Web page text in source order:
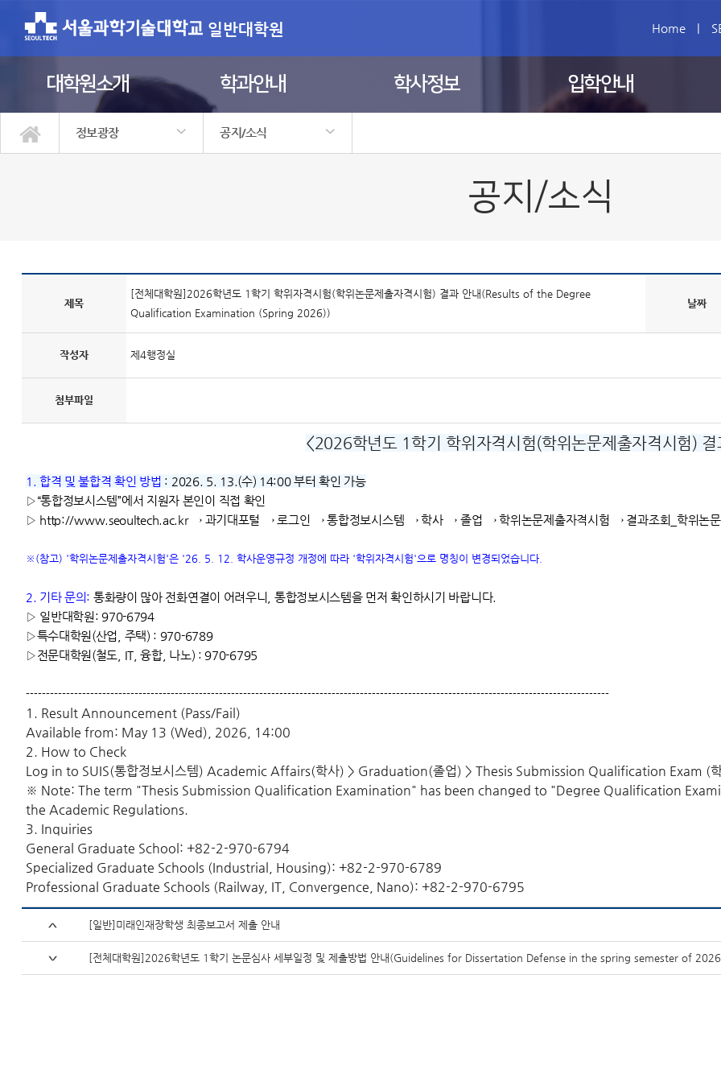
일반대학원 Home |
대학원소개 학과안내 학사정보 입학안내
정보광장
대학원소개
학과안내
학사정보
입학안내
정보광장
원우회
공지/소식
공지/소식
행사갤러리
정보자료실
자주하는질문
공지/소식
제목
[전체대학원]2026학년도 1학기 학위자격시험(학위논문제출자격시험) 결과 안내(Results of the Degree
Qualification Examination (Spring 2026))
날짜
작성자 제4행정실
첨부파일
<2026학년도 1학기 학위자격시험(학위논문제출자격시험) 결
1. 합격 및 불합격 확인 방법 : 2026. 5. 13.(수) 14:00 부터 확인 가능
▷“통합정보시스템”에서 지원자 본인이 직접 확인
▷ http://www.seoultech.ac.kr → 과기대포털 → 로그인 → 통합정보시스템 → 학사 → 졸업 → 학위논문제출자격시험 → 결과조회_학위논문
※(참고) '학위논문제출자격시험'은 '26. 5. 12. 학사운영규정 개정에 따라 '학위자격시험'으로 명칭이 변경되었습니다.
2. 기타 문의: 통화량이 많아 전화연결이 어려우니, 통합정보시스템을 먼저 확인하시기 바랍니다.
▷ 일반대학원: 970-6794
▷특수대학원(산업, 주택) : 970-6789
▷전문대학원(철도, IT, 융합, 나노) : 970-6795
-------------------------------------------------------------------------------------------------------------------------------------------------
1. Result Announcement (Pass/Fail)
Available from: May 13 (Wed), 2026, 14:00
2. How to Check
Log in to SUIS(통합정보시스템) Academic Affairs(학사) > Graduation(졸업) > Thesis Submission Qualification Exam (학
※ Note: The term "Thesis Submission Qualification Examination" has been changed to "Degree Qualification
the Academic Regulations.
3. Inquiries
General Graduate School: +82-2-970-6794
Specialized Graduate Schools (Industrial, Housing): +82-2-970-6789
Professional Graduate Schools (Railway, IT, Convergence, Nano): +82-2-970-6795
[일반]미래인재장학생 최종보고서 제출 안내
[전체대학원]2026학년도 1학기 논문심사 세부일정 및 제출방법 안내(Guidelines for Dissertation Defense in the spring semester of